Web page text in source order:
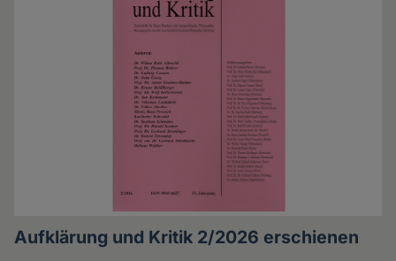
Aufklärung und Kritik 2/2026 erschienen